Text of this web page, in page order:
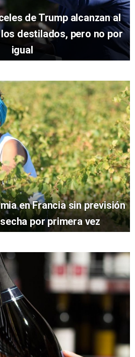
de Trump alcanzan al
destilados, pero no por
igual
en Francia sin previsión
por primera vez